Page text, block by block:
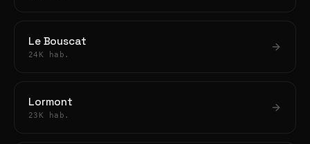
Le Bouscat
24K hab.
Lormont
23K hab.